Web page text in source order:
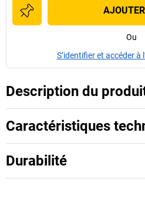
Ou
S’identifier et accéder à
Description du
Caractéristiques
Durabilité